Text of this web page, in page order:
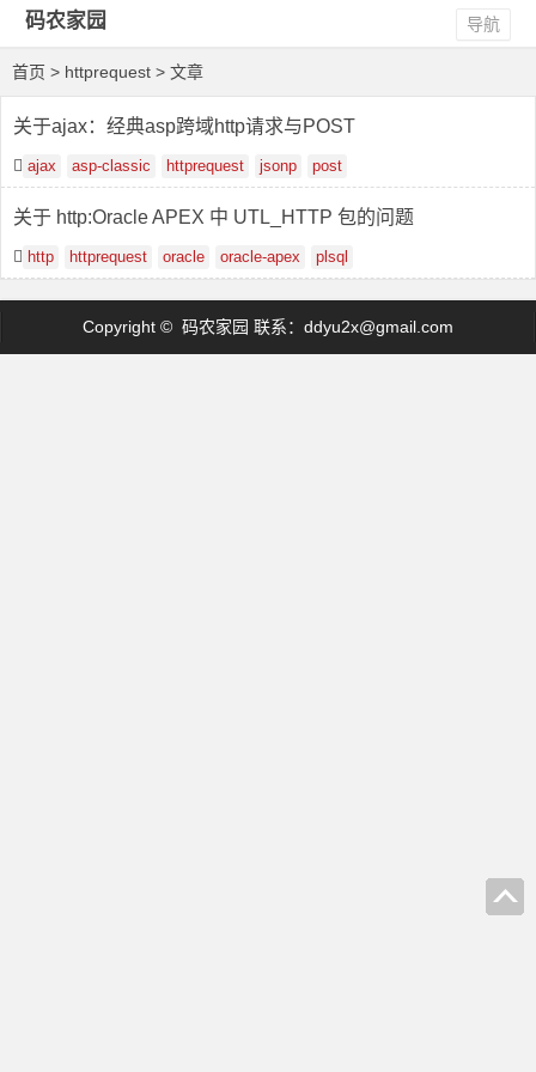
码农家园 导航
首页 > httprequest > 文章
关于ajax：经典asp跨域http请求与POST
ajax asp-classic httprequest jsonp post
关于 http:Oracle APEX 中 UTL_HTTP 包的问题
http httprequest oracle oracle-apex plsql
Copyright © 码农家园 联系： ddyu2x@gmail.com